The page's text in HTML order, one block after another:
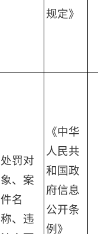
规定》
处罚对
象、案
件名
称、违
《中华
人民共
和国政
府信息
公开条
例》